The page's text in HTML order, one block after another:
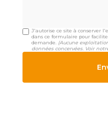
J'autorise ce site à conserver
dans ce formulaire pour
demande. (Aucune
données concervées. Voir